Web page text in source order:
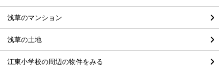
浅草のマンション
浅草の土地
江東小学校の周辺の物件をみる